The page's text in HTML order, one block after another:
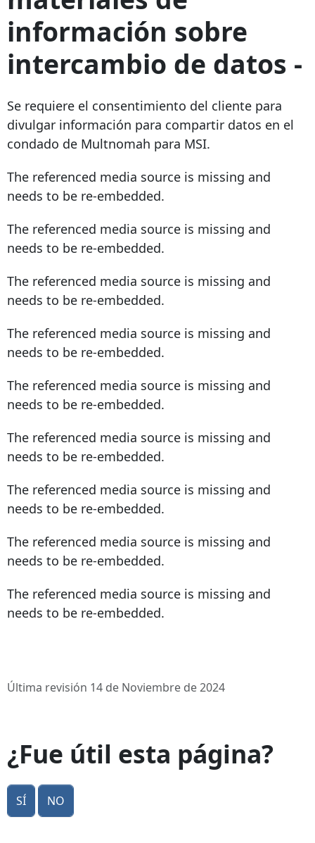
información sobre
intercambio de datos -
Se requiere el consentimiento del cliente para
divulgar información para compartir datos en el
condado de Multnomah para MSI.
The referenced media source is missing and
needs to be re-embedded.
The referenced media source is missing and
needs to be re-embedded.
The referenced media source is missing and
needs to be re-embedded.
The referenced media source is missing and
needs to be re-embedded.
The referenced media source is missing and
needs to be re-embedded.
The referenced media source is missing and
needs to be re-embedded.
The referenced media source is missing and
needs to be re-embedded.
The referenced media source is missing and
needs to be re-embedded.
The referenced media source is missing and
needs to be re-embedded.
Última revisión 14 de Noviembre de 2024
¿Fue útil esta página?
Sí No